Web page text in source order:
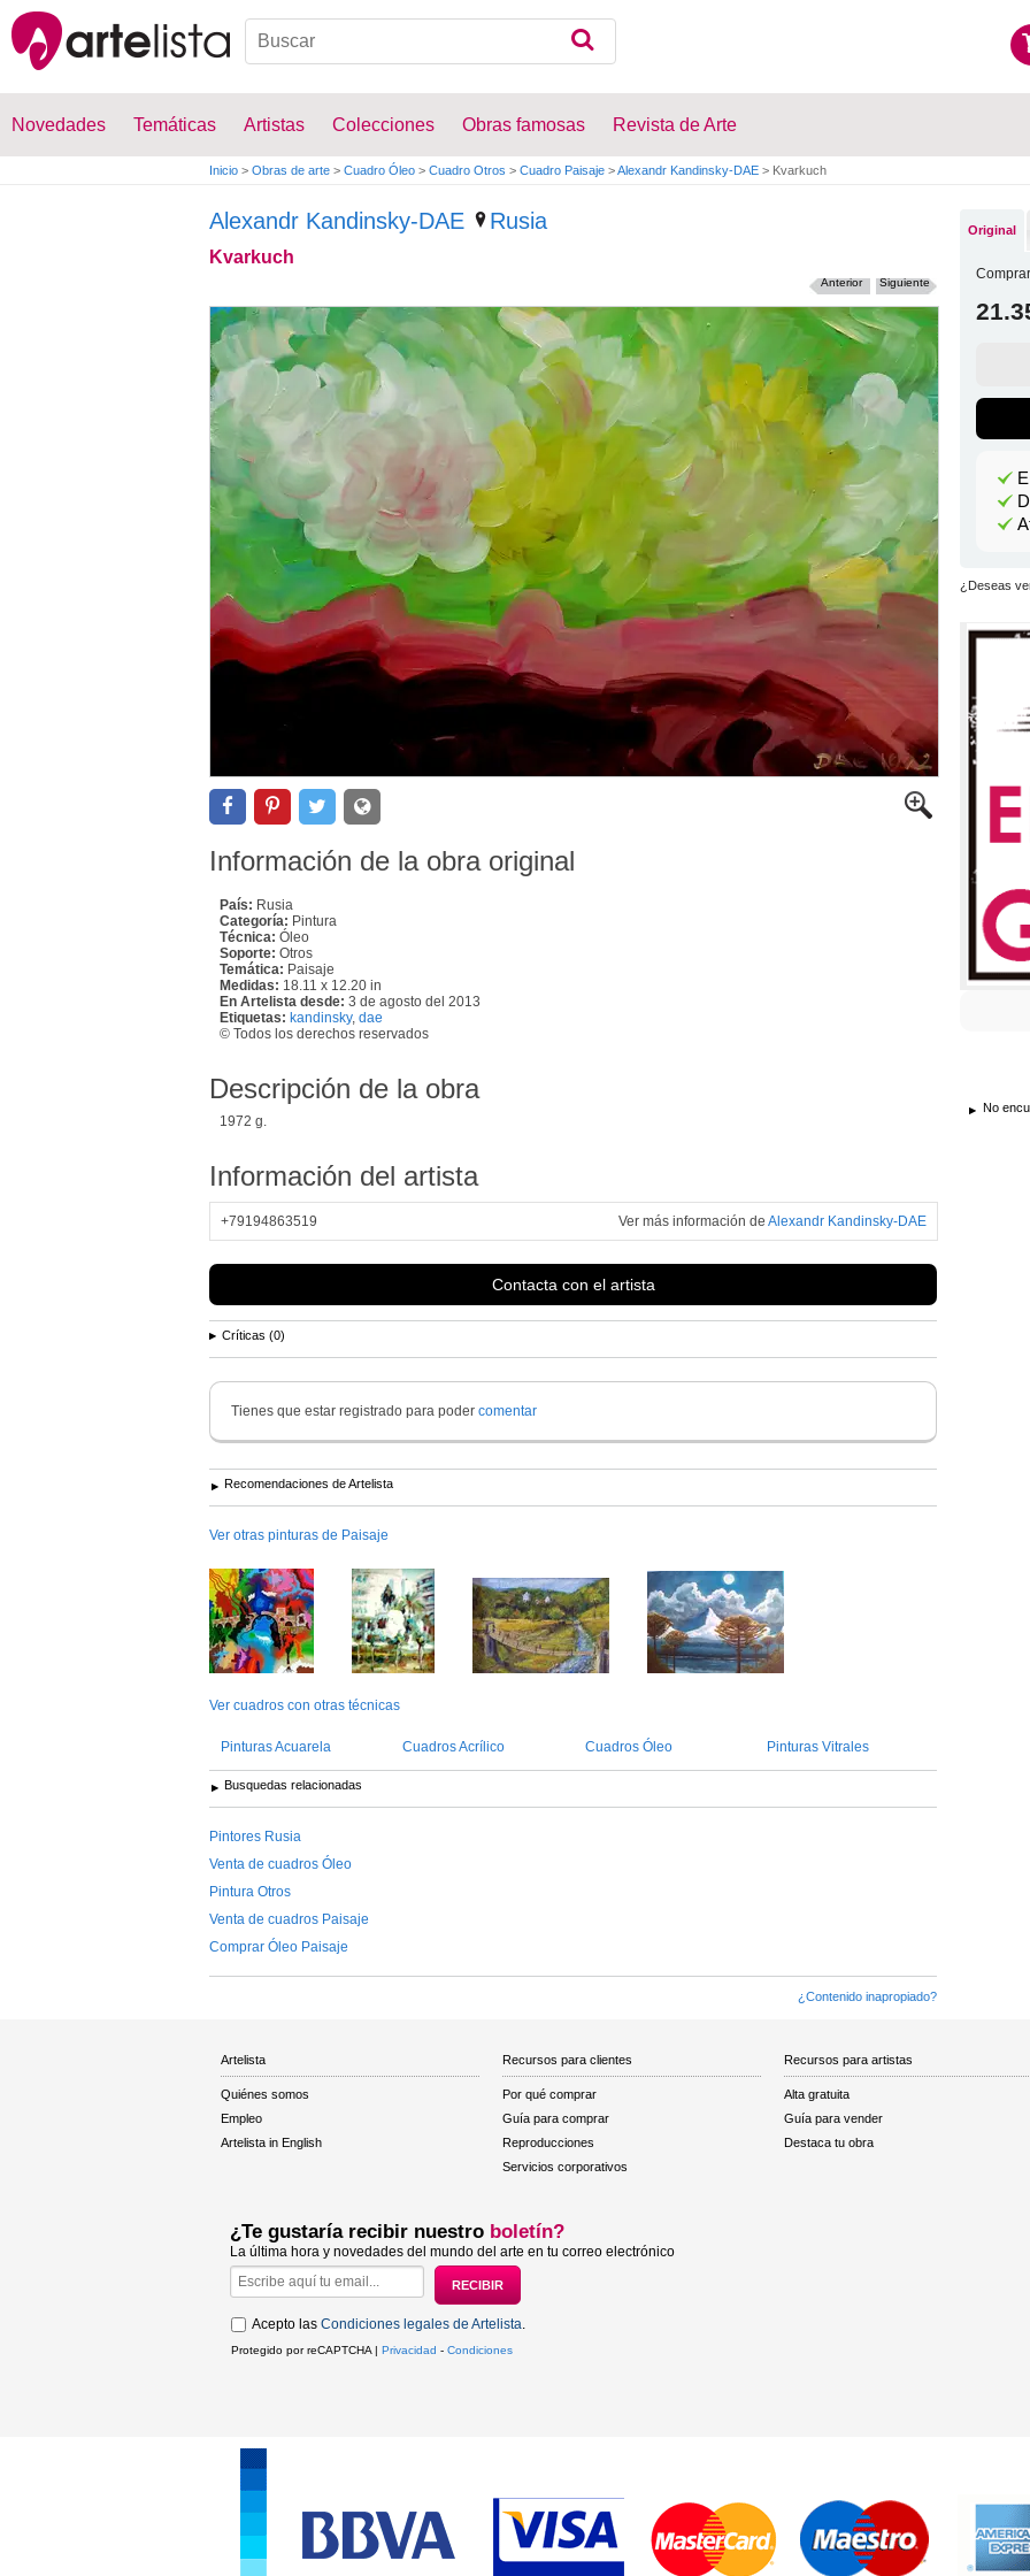
Novedades Temáticas Artistas Colecciones Obras famosas Revista de Arte
Inicio > Obras de arte > Cuadro Óleo > Cuadro Otros > Cuadro Paisaje >Alexandr Kandinsky-DAE > Kvarkuch
Alexandr Kandinsky-DAE Rusia
Kvarkuch
Siguiente
Anterior
Información de la obra original
País: Rusia
Categoría: Pintura
Técnica: Óleo
Soporte: Otros
Temática: Paisaje
Medidas: 18.11 x 12.20 in
En Artelista desde: 3 de agosto del 2013
Etiquetas: kandinsky, dae
© Todos los derechos reservados
Descripción de la obra
1972 g.
Información del artista
+79194863519 Ver más información de Alexandr Kandinsky-DAE
Contacta con el artista
Críticas (0)
Tienes que estar registrado para poder comentar
Recomendaciones de Artelista
Ver otras pinturas de Paisaje
Ver cuadros con otras técnicas
Pinturas Acuarela Cuadros Acrílico Cuadros Óleo Pinturas Vitrales
Busquedas relacionadas
Pintores Rusia
Venta de cuadros Óleo
Pintura Otros
Venta de cuadros Paisaje
Comprar Óleo Paisaje
¿Contenido inapropiado?
Original
¿Deseas
No
Artelista
Quiénes somos
Empleo
Artelista in English
Recursos para clientes
Por qué comprar
Guía para comprar
Reproducciones
Servicios corporativos
Recursos para artistas
Alta gratuita
Guía para vender
Destaca tu obra
¿Te gustaría recibir nuestro boletín?
La última hora y novedades del mundo del arte en tu correo electrónico
Acepto las Condiciones legales de Artelista
Protegido por reCAPTCHA | Privacidad - Condiciones